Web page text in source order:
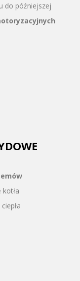
do późniejszej
kotła